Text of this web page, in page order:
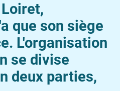
que son siège
L'organisation
se divise
deux parties,